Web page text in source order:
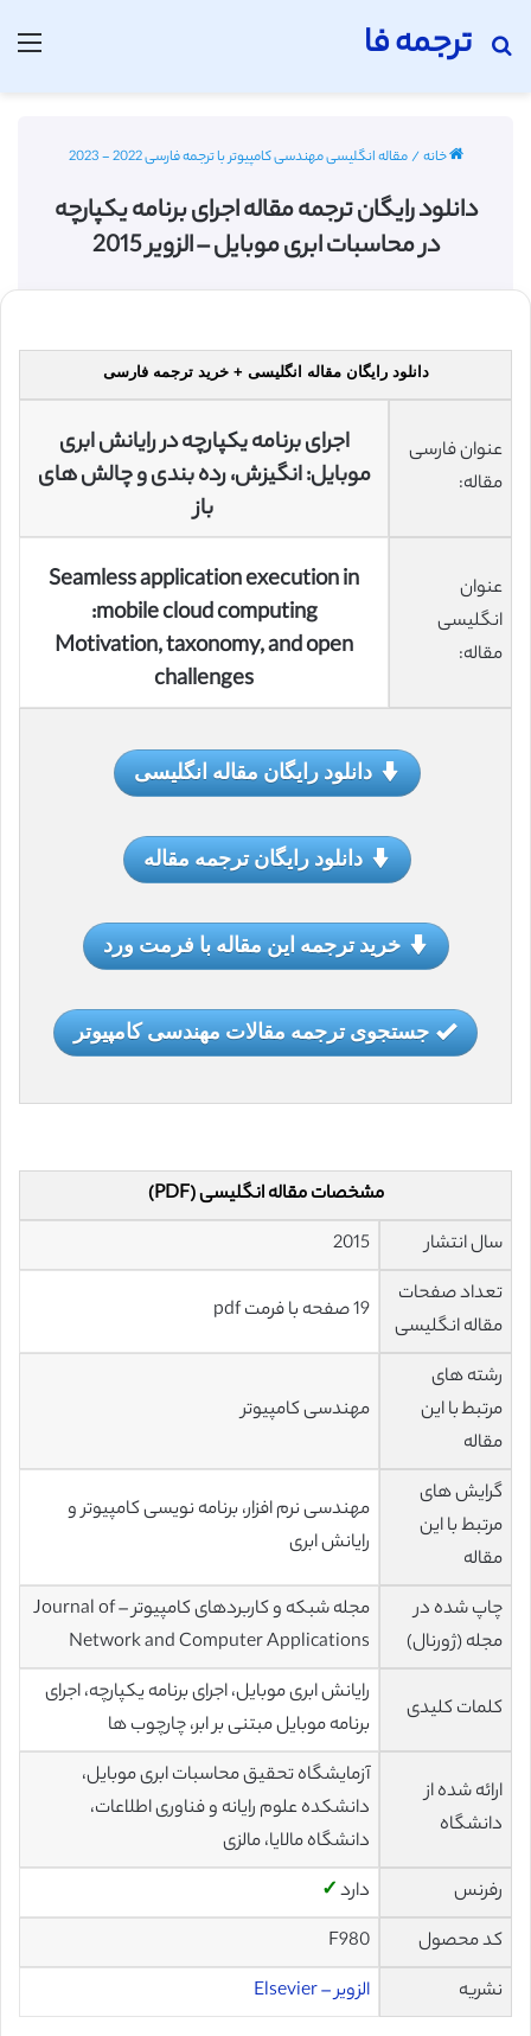
ترجمه فا
جستجو برای
خانه/مقاله انگلیسی مهندسی کامپیوتر با ترجمه فارسی 2022 - 2023
دانلود رایگان ترجمه مقاله اجرای برنامه یکپارچه
در محاسبات ابری موبایل – الزویر 2015
دانلود رایگان مقاله انگلیسی + خرید ترجمه فارسی
عنوان فارسی
مقاله:
اجرای برنامه یکپارچه در رایانش ابری
موبایل: انگیزش، رده بندی و چالش های
باز
عنوان
انگلیسی
مقاله:
Seamless application execution in
mobile cloud computing:
Motivation, taxonomy, and open
challenges
دانلود رایگان مقاله انگلیسی
دانلود رایگان ترجمه مقاله
خرید ترجمه این مقاله با فرمت ورد
جستجوی ترجمه مقالات مهندسی کامپیوتر
مشخصات مقاله انگلیسی (PDF)
سال انتشار
2015
تعداد صفحات
مقاله انگلیسی
19 صفحه با فرمت pdf
رشته های
مرتبط با این
مقاله
مهندسی کامپیوتر
گرایش های
مرتبط با این
مقاله
مهندسی نرم افزار، برنامه نویسی کامپیوتر و
رایانش ابری
چاپ شده در
مجله (ژورنال)
مجله شبکه و کاربردهای کامپیوتر – Journal of
Network and Computer Applications
کلمات کلیدی
رایانش ابری موبایل، اجرای برنامه یکپارچه، اجرای
برنامه موبایل مبتنی بر ابر، چارچوب ها
ارائه شده از
دانشگاه
آزمایشگاه تحقیق محاسبات ابری موبایل،
دانشكده علوم رایانه و فناوری اطلاعات،
دانشگاه مالایا، مالزی
رفرنس
دارد✓
کد محصول
F980
نشریه
الزویر – Elsevier